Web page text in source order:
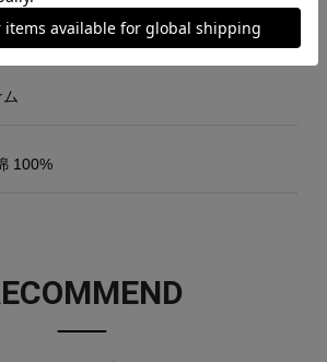
58 53 63
100%